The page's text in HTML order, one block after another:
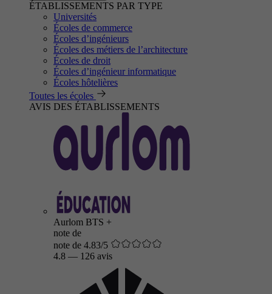
ÉTABLISSEMENTS PAR TYPE
Universités
Écoles de commerce
Écoles d’ingénieurs
Écoles des métiers de l’architecture
Écoles de droit
Écoles d’ingénieur informatique
Écoles hôtelières
Toutes les écoles
AVIS DES ÉTABLISSEMENTS
Aurlom BTS +
note de
note de 4.83/5
4.8 — 126 avis